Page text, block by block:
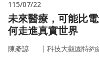
115/07/22
未來醫療，可能比
何走進真實世界
陳彥諺 ｜ 科技大觀園特約